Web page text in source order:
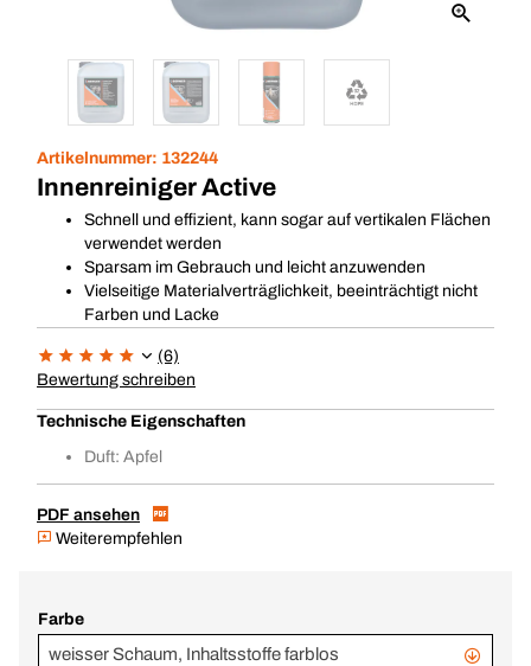
Artikelnummer: 132244
Innenreiniger Active
Schnell und effizient, kann sogar auf vertikalen Flächen
verwendet werden
Sparsam im Gebrauch und leicht anzuwenden
Vielseitige Materialverträglichkeit, beeinträchtigt nicht
Farben und Lacke
(6)
Bewertung schreiben
Technische Eigenschaften
Duft: Apfel
PDF ansehen
Weiterempfehlen
Farbe
weisser Schaum, Inhaltsstoffe farblos